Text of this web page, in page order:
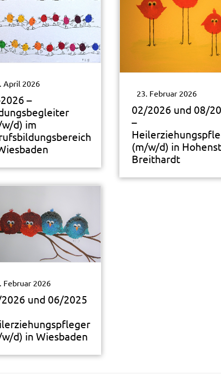
April 2026
–
d) im
23. Februar 2026
02/2026 und 08/
–
(m/w/d) in
Breithardt
Februar 2026
und 06/2025
d) in Wiesbaden